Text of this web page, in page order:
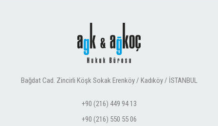
Bağdat Cad. Zincirli Köşk Sokak Erenköy / Kadıköy / İSTANBUL
+90 (216) 449 94 13
+90 (216) 550 55 06